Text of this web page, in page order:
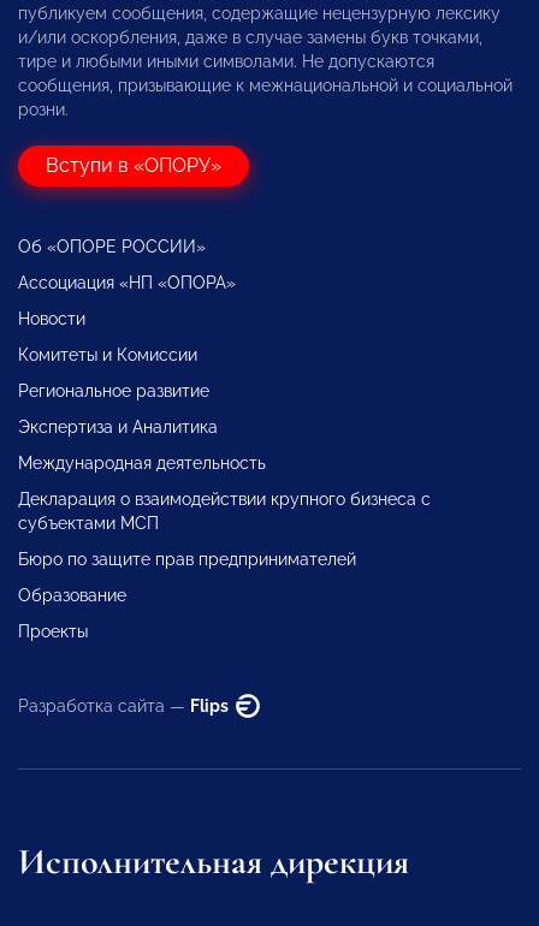
публикуем сообщения, содержащие нецензурную лексику
и/или оскорбления, даже в случае замены букв точками,
тире и любыми иными символами. Не допускаются
сообщения, призывающие к межнациональной и социальной
розни.
Вступи в «ОПОРУ»
Об «ОПОРЕ РОССИИ»
Ассоциация «НП «ОПОРА»
Новости
Комитеты и Комиссии
Региональное развитие
Экспертиза и Аналитика
Международная деятельность
Декларация о взаимодействии крупного бизнеса с
субъектами МСП
Бюро по защите прав предпринимателей
Образование
Проекты
Разработка сайта — Flips
Исполнительная дирекция